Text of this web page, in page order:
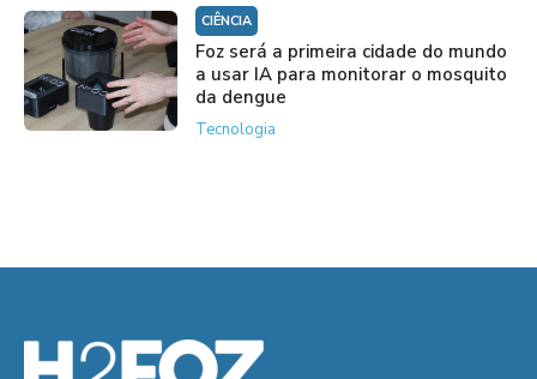
CIÊNCIA
Foz será a primeira cidade do mundo
a usar IA para monitorar o mosquito
da dengue
Tecnologia